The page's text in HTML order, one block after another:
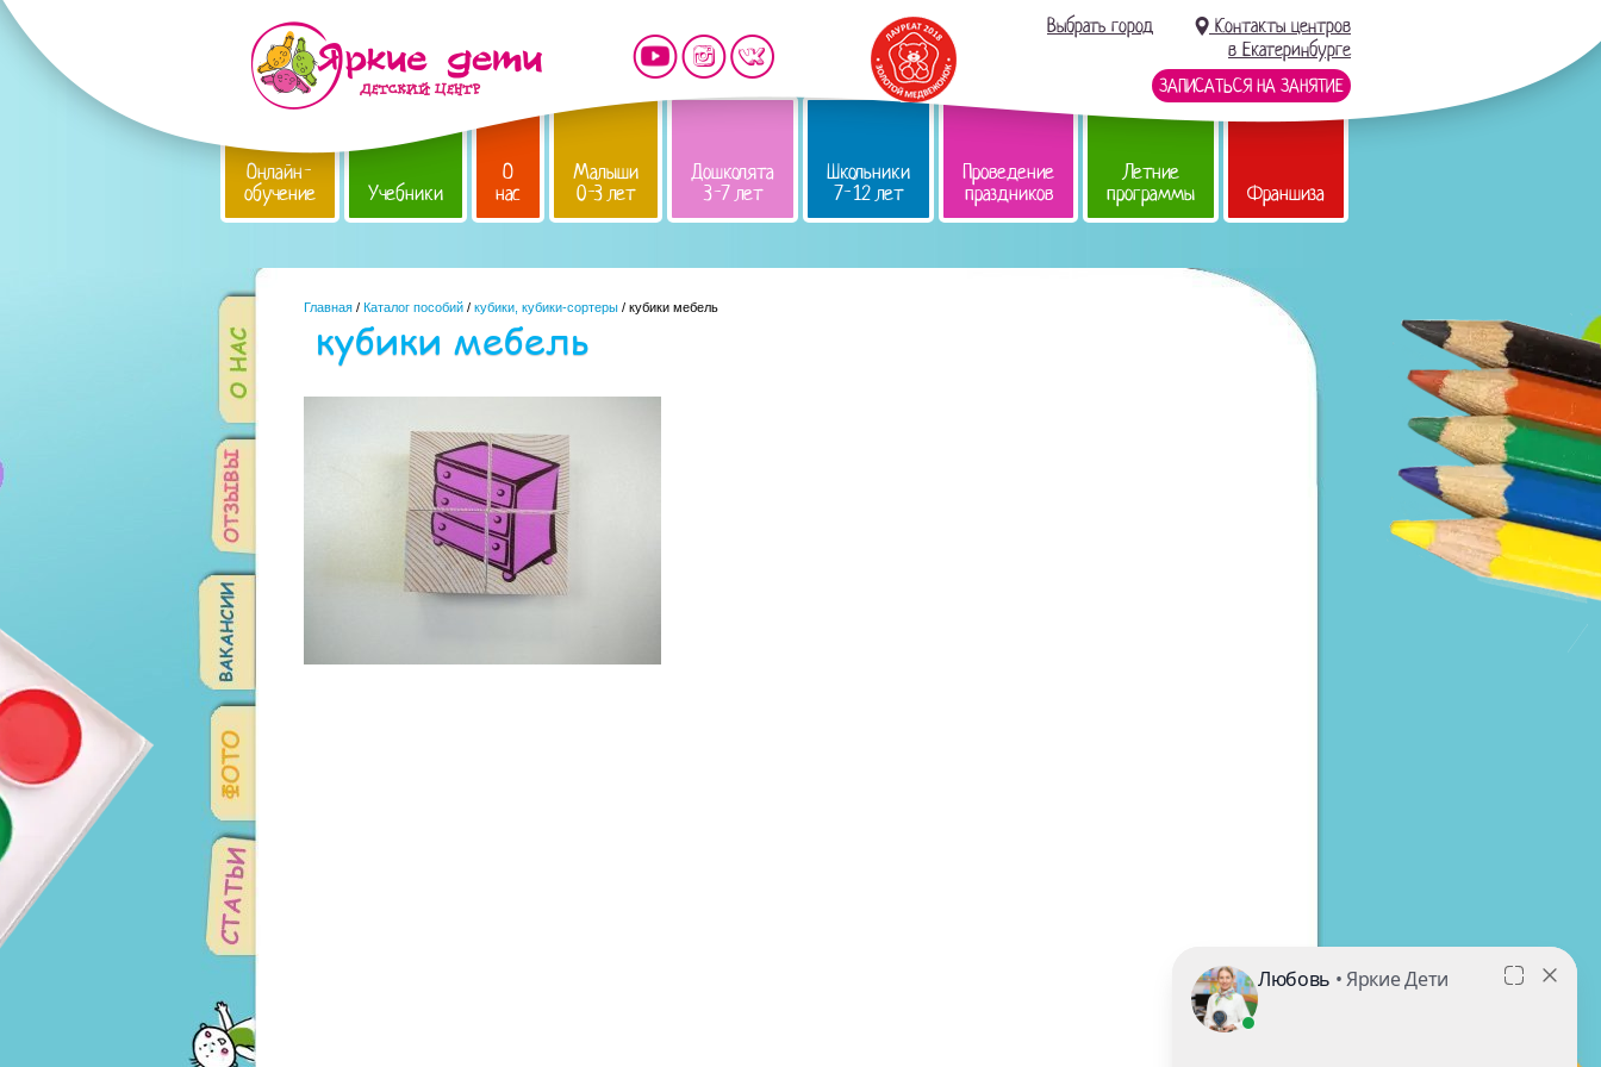
Выбрать город
Контакты центров
в Екатеринбурге
ЗАПИСАТЬСЯ НА ЗАНЯТИЕ
Онлайн-
обучение Учебники
О
нас
Малыши
0-3 лет
Дошколята
3-7 лет
Школьники
7-12 лет
Проведение
праздников
Летние
программы Франшиза
Главная / Каталог пособий / кубики, кубики-сортеры / кубики мебель
кубики мебель